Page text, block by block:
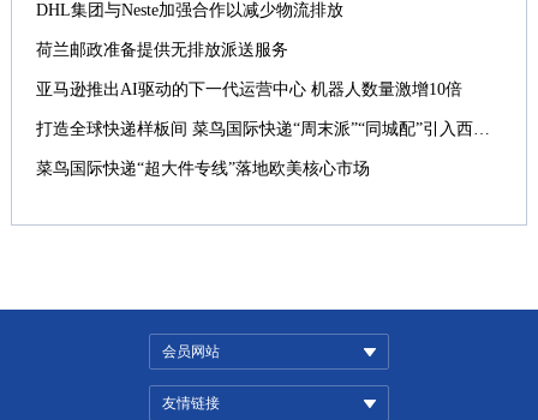
DHL集团与Neste加强合作以减少物流排放
荷兰邮政准备提供无排放派送服务
亚马逊推出AI驱动的下一代运营中心 机器人数量激增10倍
打造全球快递样板间 菜鸟国际快递“周末派”“同城配”引入西班牙
菜鸟国际快递“超大件专线”落地欧美核心市场
会员网站
友情链接